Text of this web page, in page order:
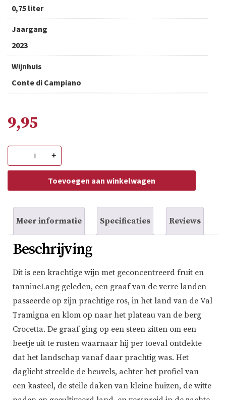
0,75 liter
Jaargang
2023
Wijnhuis
Conte di Campiano
9,95
-
Campiano
Manduria
aantal
+
Toevoegen aan winkelwagen
Meer informatie Specificaties Reviews
Beschrijving
Dit is een krachtige wijn met geconcentreerd fruit en
tannineLang geleden, een graaf van de verre landen
passeerde op zijn prachtige ros, in het land van de Val
Tramigna en klom op naar het plateau van de berg
Crocetta. De graaf ging op een steen zitten om een
beetje uit te rusten waarnaar hij per toeval ontdekte
dat het landschap vanaf daar prachtig was. Het
daglicht streelde de heuvels, achter het profiel van
een kasteel, de steile daken van kleine huizen, de witte